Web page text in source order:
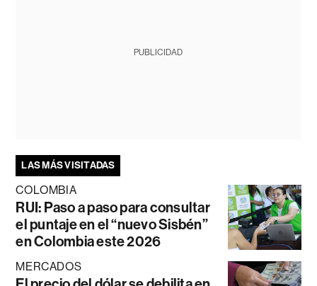
PUBLICIDAD
LAS MÁS VISITADAS
COLOMBIA
RUI: Paso a paso para consultar
el puntaje en el “nuevo Sisbén”
en Colombia este 2026
MERCADOS